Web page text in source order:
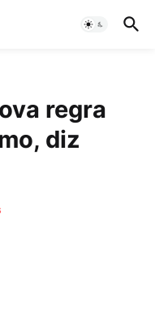
regra
diz